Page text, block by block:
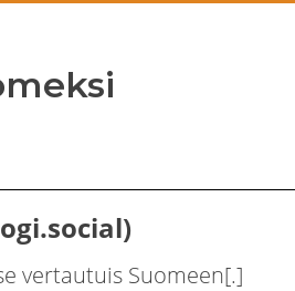
vertautuis Suomeen[.]